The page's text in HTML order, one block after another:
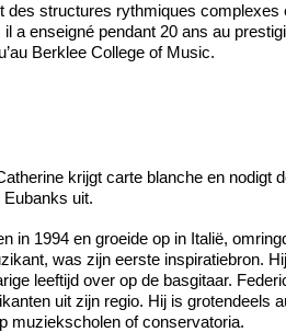
des structures rythmiques complexes
a enseigné pendant 20 ans au
Berklee College of Music.
krijgt carte blanche en nodigt
uit.
in 1994 en groeide op in Italië,
was zijn eerste inspiratiebron.
leeftijd over op de basgitaar.
uit zijn regio. Hij is grotendeels
muziekscholen of conservatoria.